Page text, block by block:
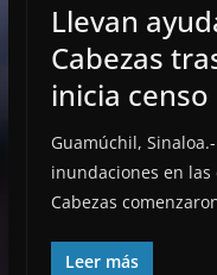
Llevan
Cabezas
inicia
Guamúchil,
inundaciones en las
Cabezas
Leer más